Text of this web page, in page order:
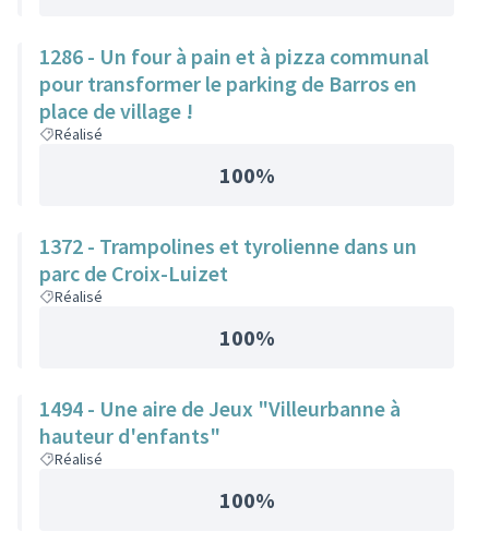
1286 - Un four à pain et à pizza communal
pour transformer le parking de Barros en
place de village !
Réalisé
100%
1372 - Trampolines et tyrolienne dans un
parc de Croix-Luizet
Réalisé
100%
1494 - Une aire de Jeux "Villeurbanne à
hauteur d'enfants"
Réalisé
100%